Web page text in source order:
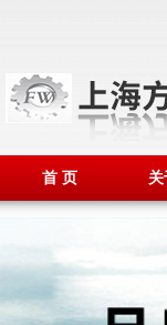
首 页 关